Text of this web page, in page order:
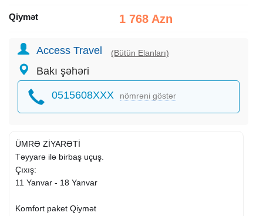
Qiymət 1 768 Azn
Access Travel (Bütün Elanları)
Bakı şəhəri
0515608XXX nömrəni göstər
ÜMRƏ ZİYARƏTİ
Təyyarə ilə birbaş uçuş.
Çıxış:
11 Yanvar - 18 Yanvar
Komfort paket Qiymət